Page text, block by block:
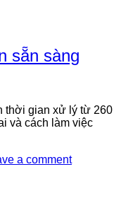
sẵn sàng
thời gian xử lý từ
và cách làm việc
a comment